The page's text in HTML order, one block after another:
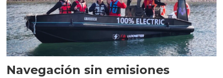
Navegación sin emisiones